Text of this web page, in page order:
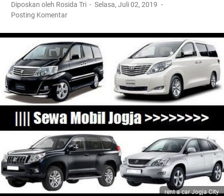
Diposkan oleh Rosida Tri
Selasa, Juli 02, 2019
Posting Komentar
rent a car Jogja City